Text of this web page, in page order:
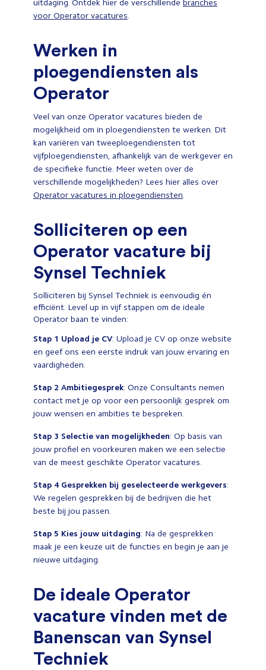
uitdaging. Ontdek hier de verschillende branches
voor Operator vacatures.
Werken in
ploegendiensten als
Operator
Veel van onze Operator vacatures bieden de
mogelijkheid om in ploegendiensten te werken. Dit
kan variëren van tweeploegendiensten tot
vijfploegendiensten, afhankelijk van de werkgever en
de specifieke functie. Meer weten over de
verschillende mogelijkheden? Lees hier alles over
Operator vacatures in ploegendiensten.
Solliciteren op een
Operator vacature bij
Synsel Techniek
Solliciteren bij Synsel Techniek is eenvoudig én
efficiënt. Level up in vijf stappen om de ideale
Operator baan te vinden:
Stap 1 Upload je CV: Upload je CV op onze website
en geef ons een eerste indruk van jouw ervaring en
vaardigheden.
Stap 2 Ambitiegesprek: Onze Consultants nemen
contact met je op voor een persoonlijk gesprek om
jouw wensen en ambities te bespreken.
Stap 3 Selectie van mogelijkheden: Op basis van
jouw profiel en voorkeuren maken we een selectie
van de meest geschikte Operator vacatures.
Stap 4 Gesprekken bij geselecteerde werkgevers:
We regelen gesprekken bij de bedrijven die het
beste bij jou passen.
Stap 5 Kies jouw uitdaging: Na de gesprekken
maak je een keuze uit de functies en begin je aan je
nieuwe uitdaging.
De ideale Operator
vacature vinden met de
Banenscan van Synsel
Techniek